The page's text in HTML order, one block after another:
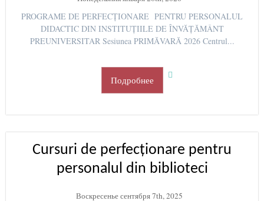
PROGRAME DE PERFECȚIONARE PENTRU PERSONALUL
DIDACTIC DIN INSTITUȚIILE DE ÎNVĂȚĂMÂNT
PREUNIVERSITAR Sesiunea PRIMĂVARĂ 2026 Centrul...
Подробнее
Cursuri de perfecționare pentru
personalul din biblioteci
Воскресенье сентября 7th, 2025